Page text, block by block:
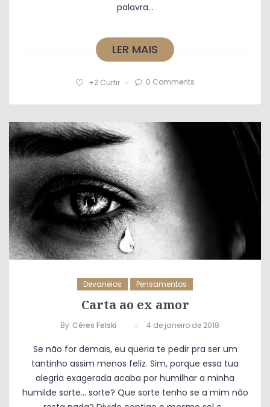
palavra...
LER MAIS
+2Curtir 0 Comments
Devaneios Pensamentos
Carta ao ex amor
By Céres Felski 4 de janeiro de 2018
Se não for demais, eu queria te pedir pra ser um
tantinho assim menos feliz. Sim, porque essa tua
alegria exagerada acaba por humilhar a minha
humilde sorte… sorte? Que sorte tenho se a mim não